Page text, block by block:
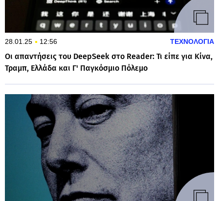
28.01.25 12:56 ΤΕΧΝΟΛΟΓΙΑ
Οι απαντήσεις του DeepSeek στο Reader: Τι είπε για Κίνα,
Τραμπ, Ελλάδα και Γ' Παγκόσμιο Πόλεμο